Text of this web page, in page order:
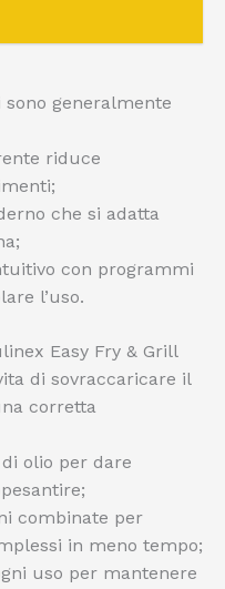
generalmente
riduce
che si adatta
con programmi
l’uso.
Easy Fry & Grill
di sovraccaricare il
corretta
olio per dare
combinate per
in meno tempo;
uso per mantenere